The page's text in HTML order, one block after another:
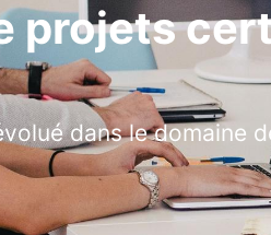
projets
dans le domaine